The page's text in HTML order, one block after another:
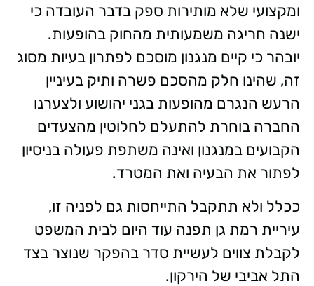
ומקצועי שלא מותירות ספק בדבר העובדה כי
ישנה חריגה משמעותית מהחוק בהופעות.
יובהר כי קיים מנגנון מוסכם לפתרון בעיות מסוג
זה, שהינו חלק מהסכם פשרה ותיק בעיניין
הרעש הנגרם מהופעות בגני יהושוע ולצערנו
החברה בוחרת להתעלם לחלוטין מהצעדים
הקבועים במנגנון ואינה משתפת פעולה בניסיון
לפתור את הבעיה ואת המטרד.
ככלל ולא תתקבל התייחסות גם לפניה זו,
עיריית רמת גן תפנה עוד היום לבית המשפט
לקבלת צווים לעשיית סדר בהפקר שנוצר בצד
התל אביבי של הירקון.